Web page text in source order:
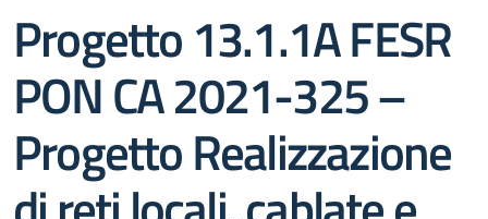
Progetto 13.1.1A FESR
PON CA 2021-325 –
Progetto Realizzazione